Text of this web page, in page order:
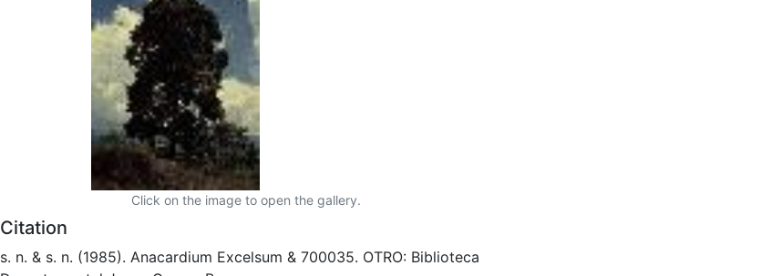
Click on the image to open the gallery.
Citation
s. n. & s. n. (1985). Anacardium Excelsum & 700035. OTRO: Biblioteca